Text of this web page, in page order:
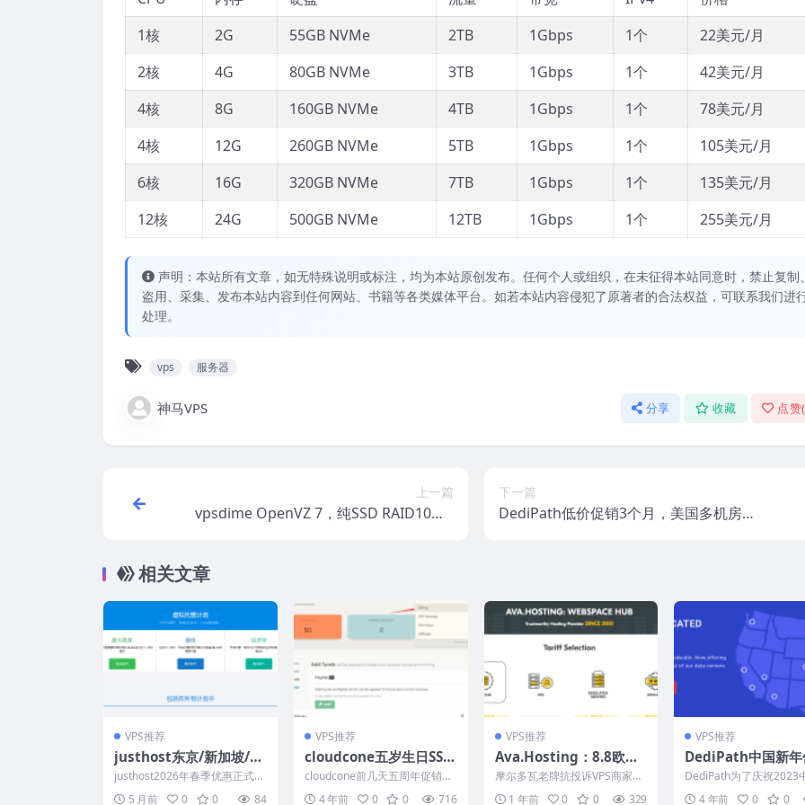
1核
2G 55GB NVMe 2TB 1Gbps 1个
22美元/月
2核
4G 80GB NVMe 3TB 1Gbps 1个
42美元/月
4核
8G 160GB NVMe 4TB 1Gbps 1个
78美元/月
4核
12G 260GB NVMe 5TB 1Gbps 1个
105美元/月
6核
16G 320GB NVMe 7TB 1Gbps 1个
135美元/月
12核
24G 500GB NVMe 12TB 1Gbps 1个 255美元/月
声明：本站所有文章，如无特殊说明或标注，均为本站原创发布。任何个人或组织，在未征得本站同意时，禁止复制
盗用、采集、发布本站内容到任何网站、书籍等各类媒体平台。如若本站内容侵犯了原著者的合法权益，可联系我们进
处理。
vps 服务器
神马VPS 分享 收藏 点赞(
上一篇
vpsdime OpenVZ 7，纯SSD RAID10，1
下一篇
DediPath低价促销3个月，美国多机房独
相关文章
VPS推荐
justhost东京/新加坡/洛
杉矶春季爆款上线，全球
VPS最高直降45%，23
justhost2026年春季优惠正式开
启，热门节点限时放价。现在升
5 月前 0 0 84
VPS推荐
cloudcone五岁生日SSD
VPS特卖：16美元/年，
纯SSD硬盘/4TB月流量/
cloudcone前几天五周年促销预
热活动的时候有个套餐比这次促
4 年前 0 0 716
VPS推荐
Ava.Hosting：8.8欧元/
年抗投诉VPS限量补货，
摩尔多瓦机房无视DMC
摩尔多瓦老牌抗投诉VPS商家Av
a.Hosting补货最便宜的“VPS Na
1 年前 0 0 329
VPS推荐
DediPath中国新年
美国VPS：15美元/
起，洛杉矶独服39
DediPath为了庆祝2023
历新年，专门搞了一场
4 年前 0 0